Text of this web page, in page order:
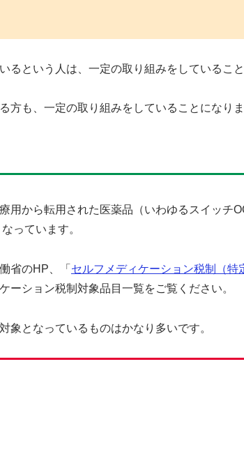
るという人は、一定の取り組みをしていること
方も、一定の取り組みをしていることになりま
用から転用された医薬品（いわゆるスイッチ
っています。
省のHP、「 セルフメディケーション税制（特
ーション税制対象品目一覧をご覧ください。
象となっているものはかなり多いです。